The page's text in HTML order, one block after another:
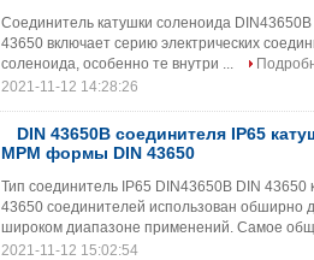
Соединитель катушки соленоида
43650 включает серию электрических
соленоида, особенно те внутри ...
2021-11-12 14:28:26
DIN 43650B соединителя IP65
MPM формы DIN 43650
Тип соединитель IP65 DIN43650B DIN
43650 соединителей использован обширно
широком диапазоне применений. Самое
2021-11-12 15:02:54